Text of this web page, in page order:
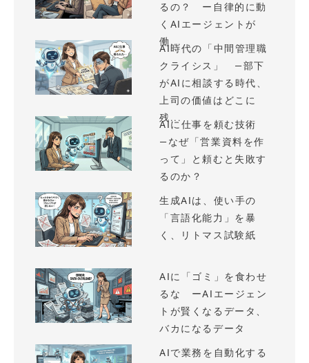
るの？ ー自律的に動
くAIエージェントが
働...
AI時代の「中間管理職
クライシス」 —部下
がAIに相談する時代、
上司の価値はどこに
残...
AIに仕事を頼む技術
—なぜ「営業資料を作
って」と頼むと失敗す
るのか？
生成AIは、使い手の
「言語化能力」を暴
く、リトマス試験紙
AIに「ゴミ」を食わせ
るな ーAIエージェン
トが賢くなるデータ、
バカになるデータ
AIで業務を自動化する